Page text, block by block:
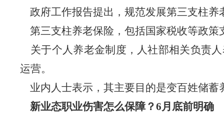
政府工作报告提出，规范发展第三支柱养
第三支柱养老保险，包括国家税收等政策
关于个人养老金制度，人社部相关负责
运营。
业内人士表示，其主要目的是变百姓储蓄
新业态职业伤害怎么保障？6月底前明确